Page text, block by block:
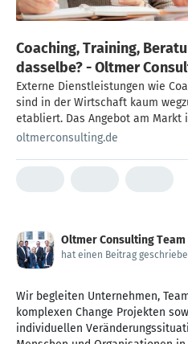
Coaching, Training,
dasselbe? - Oltmer
Externe Dienstleistungen wie
sind in der Wirtschaft kaum
etabliert. Das Angebot am Markt
oltmerconsulting.de
Oltmer Consulting Team
hat einen Beitrag
Wir begleiten Unternehmen,
komplexen Change Projekten
individuellen